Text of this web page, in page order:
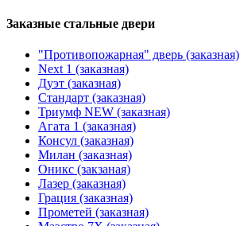
Заказные стальные двери
"Противопожарная" дверь (заказная)
Next 1 (заказная)
Дуэт (заказная)
Стандарт (заказная)
Триумф NEW (заказная)
Агата 1 (заказная)
Консул (заказная)
Милан (заказная)
Оникс (закзаная)
Лазер (заказная)
Грация (заказная)
Прометей (заказная)